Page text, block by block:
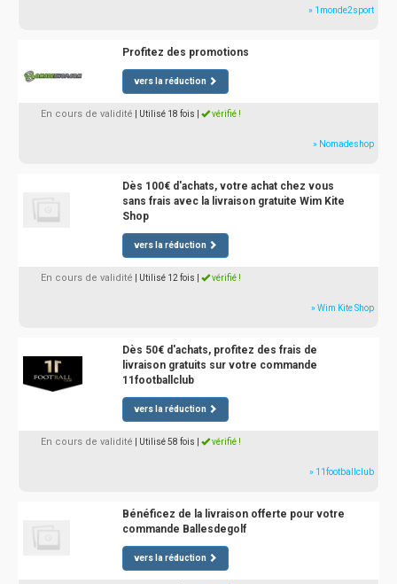
» 1monde2sport
Profitez des promotions
vers la réduction
En cours de validité | Utilisé 18 fois vérifié !
» Nomadeshop
Dès 100€ d'achats, votre achat chez vous
sans frais avec la livraison gratuite Wim Kite
Shop
vers la réduction
En cours de validité | Utilisé 12 fois vérifié !
» Wim Kite Shop
Dès 50€ d'achats, profitez des frais de
livraison gratuits sur votre commande
11footballclub
vers la réduction
En cours de validité | Utilisé 58 fois vérifié !
» 11footballclub
Bénéficez de la livraison offerte pour votre
commande Ballesdegolf
vers la réduction